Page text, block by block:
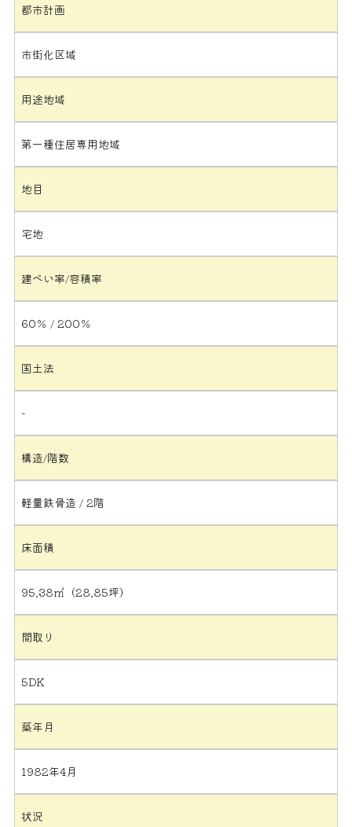
都市計画
市街化区域
用途地域
第一種住居専用地域
地目
宅地
建ぺい率/容積率
60％ / 200％
国土法
-
構造/階数
軽量鉄骨造 / 2階
床面積
95.38㎡（28.85坪）
間取り
5DK
築年月
1982年4月
状況